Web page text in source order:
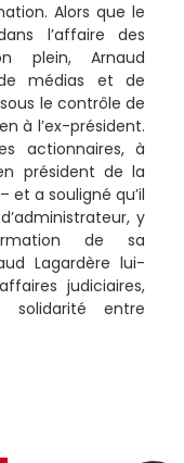
Alors que le
l’affaire des
plein, Arnaud
médias et de
le contrôle de
à l’ex-président.
actionnaires, à
président de la
et a souligné qu’il
y
de sa
Lagardère lui-
judiciaires,
solidarité entre